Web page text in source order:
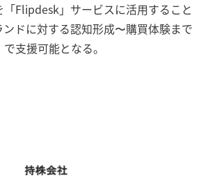
「Flipdesk」サービスに活用すること
ドに対する認知形成〜購買体験まで
支援可能となる。